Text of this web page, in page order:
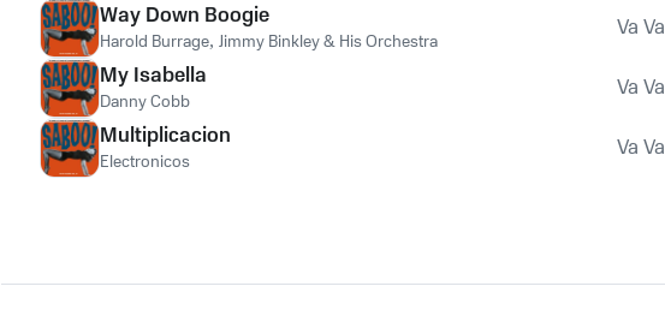
Way Down Boogie
Harold Burrage, Jimmy Binkley & His Orchestra Va
My Isabella
Danny Cobb Va
Multiplicacion
Electronicos Va